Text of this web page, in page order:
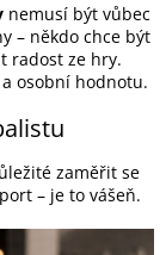
nemusí být vůbec
– někdo chce být
radost ze hry.
osobní hodnotu.
zaměřit se
– je to vášeň.